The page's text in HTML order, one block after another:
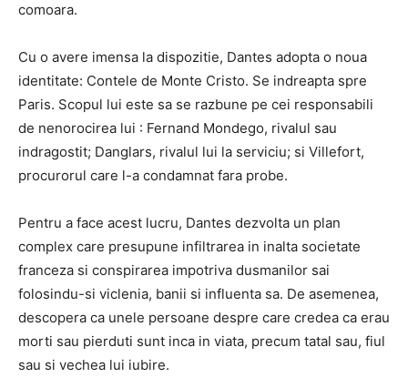
comoara.
Cu o avere imensa la dispozitie, Dantes adopta o noua
identitate: Contele de Monte Cristo. Se indreapta spre
Paris. Scopul lui este sa se razbune pe cei responsabili
de nenorocirea lui : Fernand Mondego, rivalul sau
indragostit; Danglars, rivalul lui la serviciu; si Villefort,
procurorul care l-a condamnat fara probe.
Pentru a face acest lucru, Dantes dezvolta un plan
complex care presupune infiltrarea in inalta societate
franceza si conspirarea impotriva dusmanilor sai
folosindu-si viclenia, banii si influenta sa. De asemenea,
descopera ca unele persoane despre care credea ca erau
morti sau pierduti sunt inca in viata, precum tatal sau, fiul
sau si vechea lui iubire.